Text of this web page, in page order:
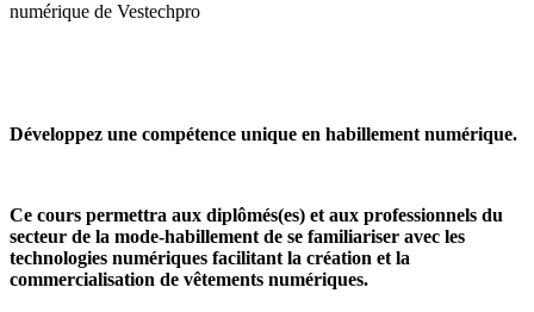
numérique de Vestechpro
Développez une compétence unique en habillement numérique.
Ce cours permettra aux diplômés(es) et aux professionnels du
secteur de la mode-habillement de se familiariser avec les
technologies numériques facilitant la création et la
commercialisation de vêtements numériques.